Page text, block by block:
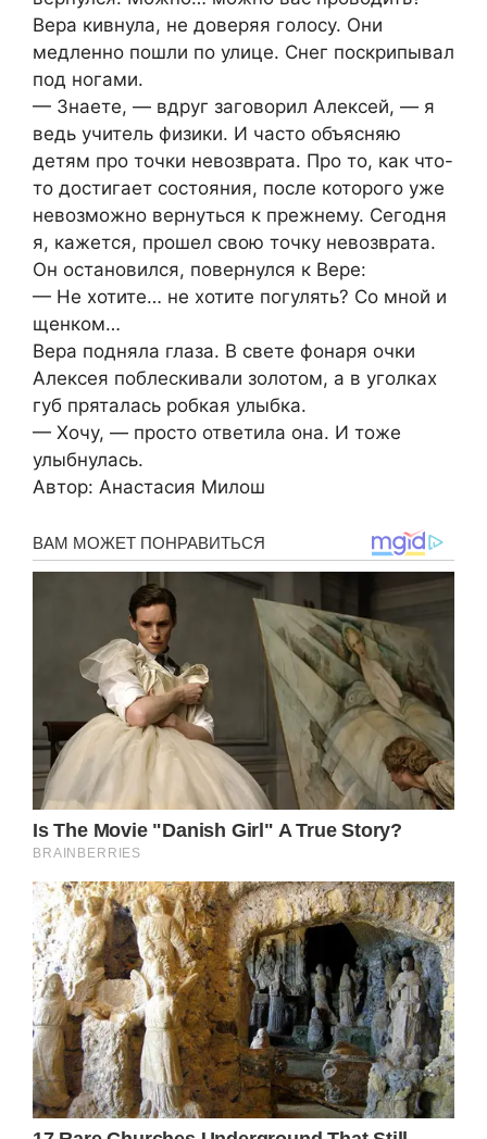
Вера кивнула, не доверяя голосу. Они
медленно пошли по улице. Снег поскрипывал
под ногами.
— Знаете, — вдруг заговорил Алексей, — я
ведь учитель физики. И часто объясняю
детям про точки невозврата. Про то, как что-
то достигает состояния, после которого уже
невозможно вернуться к прежнему. Сегодня
я, кажется, прошел свою точку невозврата.
Он остановился, повернулся к Вере:
— Не хотите… не хотите погулять? Со мной и
щенком…
Вера подняла глаза. В свете фонаря очки
Алексея поблескивали золотом, а в уголках
губ пряталась робкая улыбка.
— Хочу, — просто ответила она. И тоже
улыбнулась.
Автор: Анастасия Милош